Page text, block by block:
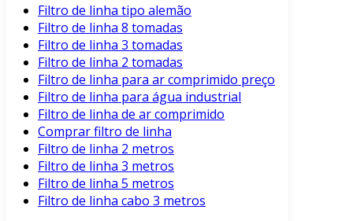
Filtro de linha tipo alemão
Filtro de linha 8 tomadas
Filtro de linha 3 tomadas
Filtro de linha 2 tomadas
Filtro de linha para ar comprimido preço
Filtro de linha para água industrial
Filtro de linha de ar comprimido
Comprar filtro de linha
Filtro de linha 2 metros
Filtro de linha 3 metros
Filtro de linha 5 metros
Filtro de linha cabo 3 metros